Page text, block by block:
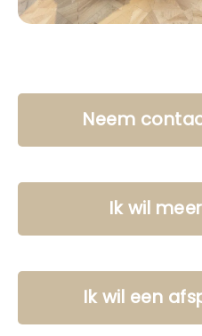
Neem
Ik wil
Ik wil een